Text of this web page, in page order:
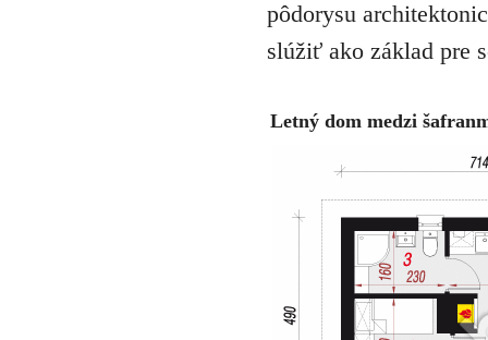
pôdorysu
slúžiť ako základ pre
Letný dom medzi